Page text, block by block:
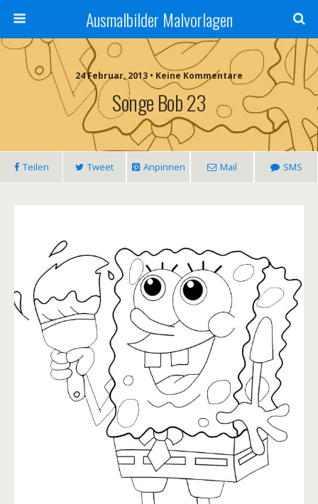
Ausmalbilder Malvorlagen
24 Februar, 2013 • Keine Kommentare
Songe Bob 23
Teilen Tweet Anpinnen Mail SMS